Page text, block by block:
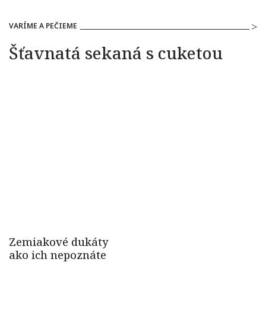
VARÍME A PEČIEME